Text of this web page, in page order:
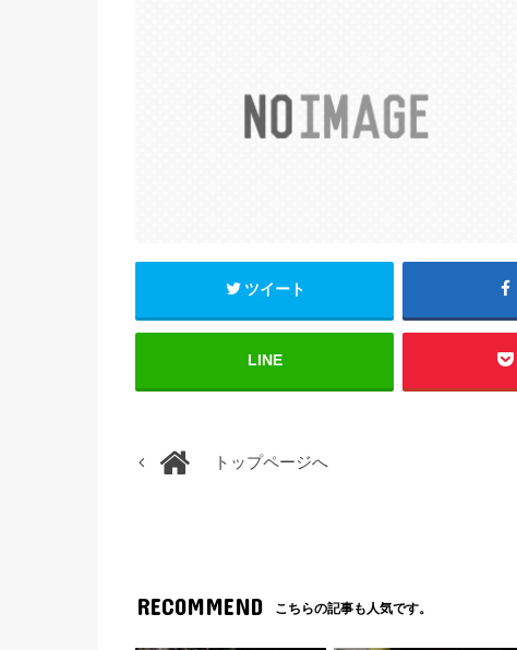
ツイート
LINE
トップページへ
RECOMMEND こちらの記事も人気です。